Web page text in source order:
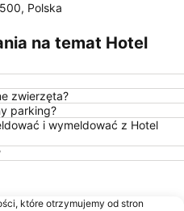
Cicha Zatoka - Port Jachtowy
Port żeglarski w Giżycku
Molo
Mazurski – Okrągłe
Polska
na temat Hotel
zwierzęta?
parking?
i wymeldować z Hotel
które otrzymujemy od stron